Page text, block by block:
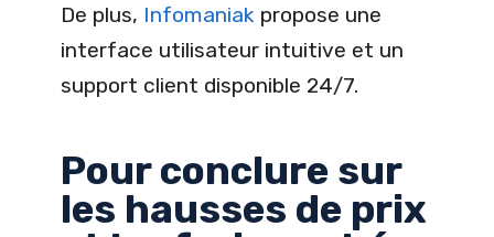
De plus, Infomaniak propose une
interface utilisateur intuitive et un
support client disponible 24/7.
Pour conclure sur
les hausses de prix